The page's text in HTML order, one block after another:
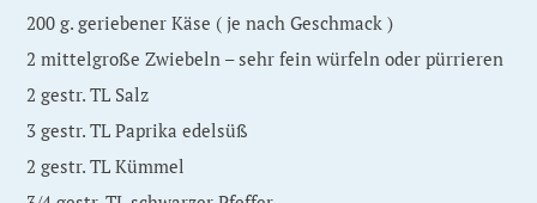
200 g. geriebener Käse ( je nach Geschmack )
2 mittelgroße Zwiebeln – sehr fein würfeln oder pürrieren
2 gestr. TL Salz
3 gestr. TL Paprika edelsüß
2 gestr. TL Kümmel